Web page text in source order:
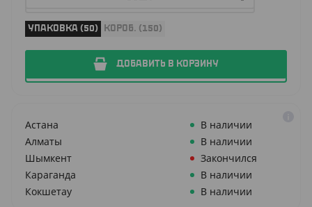
УПАКОВКА (50) КОРОБ. (150)
ДОБАВИТЬ В КОРЗИНУ
Астана
В наличии
Алматы
В наличии
Шымкент
Закончился
Караганда
В наличии
Кокшетау
В наличии